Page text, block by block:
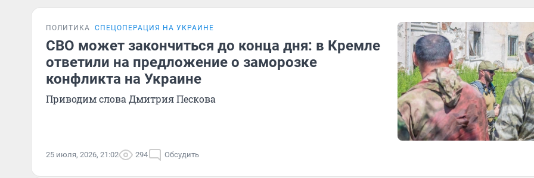
ПОЛИТИКА СПЕЦОПЕРАЦИЯ НА УКРАИНЕ
СВО может закончиться до конца дня: в Кремле
ответили на предложение о заморозке
конфликта на Украине
Приводим слова Дмитрия Пескова
25 июля, 2026, 21:02 294 Обсудить